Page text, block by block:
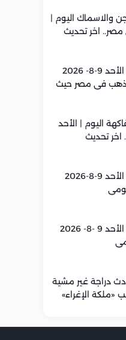
والاسماك اليوم |
أسعار الذهب اليوم | الأحد 9-8- 2026
في مصر حيث
اليوم | الأحد
أسعار الذهب اليوم | الأحد 9-8-2026
أسعار الذهب اليوم | الأحد 9 -8- 2026
دراجة غير مشية
«ملكة الإغراء»